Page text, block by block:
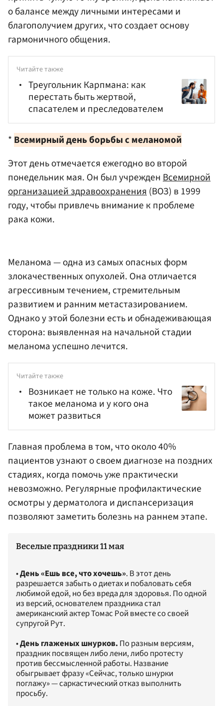
о балансе между личными интересами и
благополучием других, что создает основу
гармоничного общения.
Читайте также
Треугольник Карпмана: как
перестать быть жертвой,
спасателем и преследователем
* Всемирный день борьбы с меланомой
Этот день отмечается ежегодно во второй
понедельник мая. Он был учрежденВсемирной
организацией здравоохранения(ВОЗ) в 1999
году, чтобы привлечь внимание к проблеме
рака кожи.
Меланома — одна из самых опасных форм
злокачественных опухолей. Она отличается
агрессивным течением, стремительным
развитием и ранним метастазированием.
Однако у этой болезни есть и обнадеживающая
сторона: выявленная на начальной стадии
меланома успешно лечится.
Читайте также
Возникает не только на коже. Что
такое меланома и у кого она
может развиться
Главная проблема в том, что около 40%
пациентов узнают о своем диагнозе на поздних
стадиях, когда помочь уже практически
невозможно. Регулярные профилактические
осмотры у дерматолога и диспансеризация
позволяют заметить болезнь на раннем этапе.
Веселые праздники 11 мая
•День «Ешь все, что хочешь». В этот день
разрешается забыть о диетах и побаловать себя
любимой едой, но без вреда для здоровья. По одной
из версий, основателем праздника стал
американский актер Томас Рой вместе со своей
супругой Рут.
•День глаженых шнурков. По разным версиям,
праздник посвящен либо лени, либо протесту
против бессмысленной работы. Название
обыгрывает фразу «Сейчас, только шнурки
поглажу» — саркастический отказ выполнить
просьбу.